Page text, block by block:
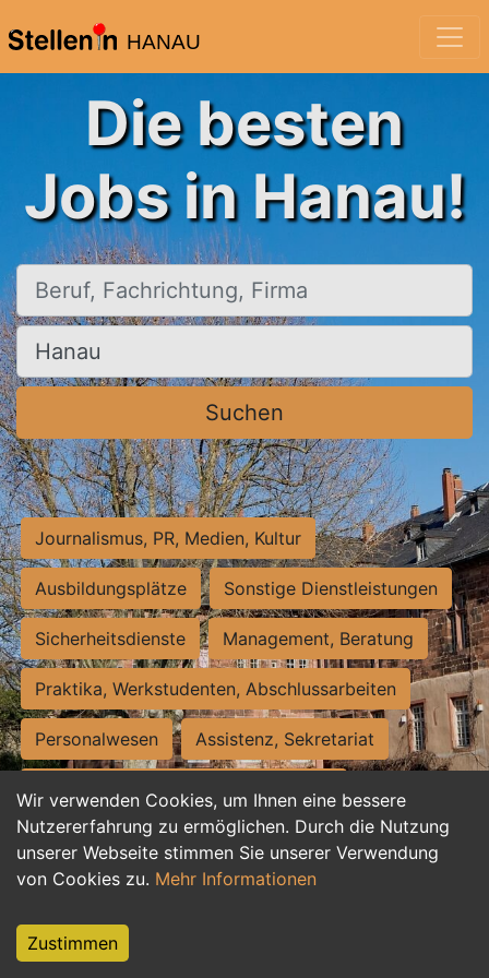
HANAU
Wir verwenden Cookies, um Ihnen eine bessere
Nutzererfahrung zu ermöglichen. Durch die Nutzung
unserer Webseite stimmen Sie unserer Verwendung
von Cookies zu. Mehr Informationen
Zustimmen
Die besten
Jobs in Hanau!
Beruf, Fachrichtung, Firma
Ort, Stadt
Suchen
Journalismus, PR, Medien, Kultur
Ausbildungsplätze Sonstige Dienstleistungen
Sicherheitsdienste Management, Beratung
Praktika, Werkstudenten, Abschlussarbeiten
Personalwesen Assistenz, Sekretariat
Hilfskräfte, Aushilfs- und Nebenjobs
Einkauf, Logistik, Materialwirtschaft
Weiterbildung, Studium, duale Ausbildung
Tourismus